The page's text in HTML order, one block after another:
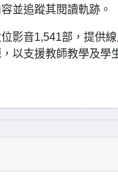
並追蹤其閱讀軌跡。
影音1,541部，提供
以支援教師教學及學